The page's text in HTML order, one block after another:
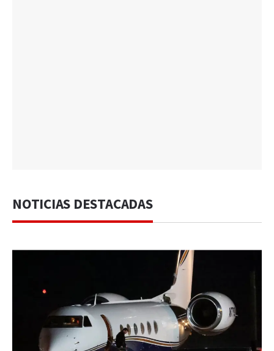
NOTICIAS DESTACADAS